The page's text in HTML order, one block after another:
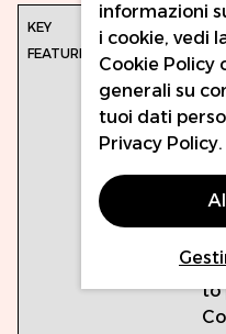
Key
Features
6
to
informazioni
i cookie, vedi
Cookie Policy
generali su
tuoi dati
Privacy Policy.